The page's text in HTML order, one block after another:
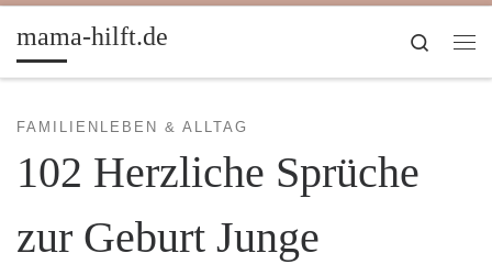
Zum Inhalt springen
mama-hilft.de
Search
FAMILIENLEBEN & ALLTAG
102 Herzliche Sprüche
zur Geburt Junge